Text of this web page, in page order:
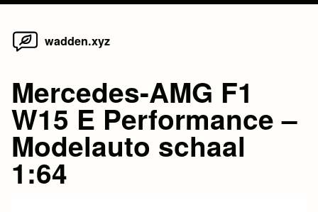
Skip
wadden.xyz
Mercedes-AMG F1
W15 E Performance –
Modelauto schaal
1:64